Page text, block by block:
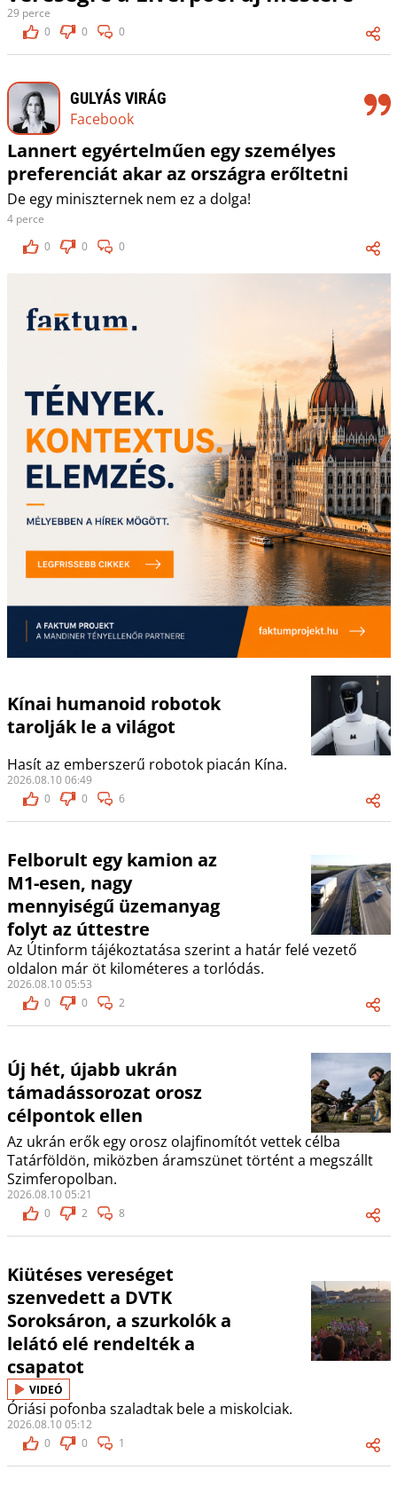
29 perce
0
0 0
GULYÁS VIRÁG
Facebook
Lannert egyértelműen egy személyes
preferenciát akar az országra erőltetni
De egy miniszternek nem ez a dolga!
4 perce
0
0 0
Kínai humanoid robotok
tarolják le a világot
Hasít az emberszerű robotok piacán Kína.
2026.08.10 06:49
0
0 6
Felborult egy kamion az
M1-esen, nagy
mennyiségű üzemanyag
folyt az úttestre
Az Útinform tájékoztatása szerint a határ felé vezető
oldalon már öt kilométeres a torlódás.
2026.08.10 05:53
0
0 2
Új hét, újabb ukrán
támadássorozat orosz
célpontok ellen
Az ukrán erők egy orosz olajfinomítót vettek célba
Tatárföldön, miközben áramszünet történt a megszállt
Szimferopolban.
2026.08.10 05:21
0
2 8
Kiütéses vereséget
szenvedett a DVTK
Soroksáron, a szurkolók a
lelátó elé rendelték a
csapatot
VIDEÓ
Óriási pofonba szaladtak bele a miskolciak.
2026.08.10 05:12
0
0 1